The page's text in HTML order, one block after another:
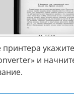
принтера
и